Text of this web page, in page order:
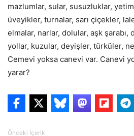
mazlumlar, sular, susuzluklar,
üveyikler, turnalar, sarı çiçekler,
elmalar, narlar, dolular, aşk şarabı,
yollar, kuzular, deyişler, türküler,
Cemevi yoksa canevi var. Canevi
yarar?
Önceki İçerik